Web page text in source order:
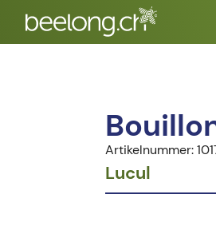
Artikelnummer:
Lucul